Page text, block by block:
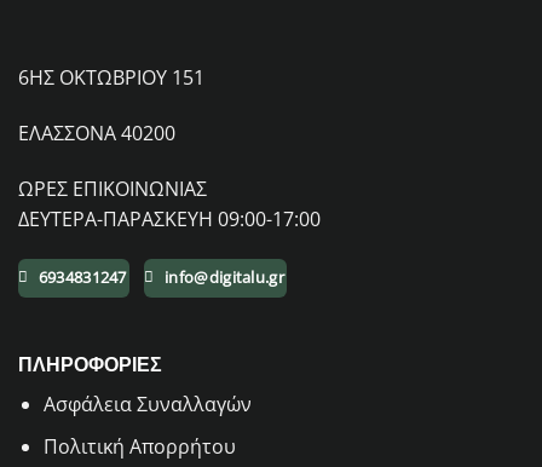
6ΗΣ ΟΚΤΩΒΡΙΟΥ 151
ΕΛΑΣΣΟΝΑ 40200
ΩΡΕΣ ΕΠΙΚΟΙΝΩΝΙΑΣ
ΔΕΥΤΕΡΑ-ΠΑΡΑΣΚΕΥΗ 09:00-17:00
6934831247 info@digitalu.gr
ΠΛΗΡΟΦΟΡΙΕΣ
Aσφάλεια Συναλλαγών
Πολιτική Απορρήτου